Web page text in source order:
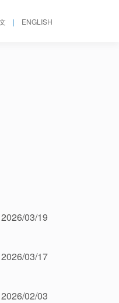
| ENGLISH
2026/03/19
2026/03/17
2026/02/03